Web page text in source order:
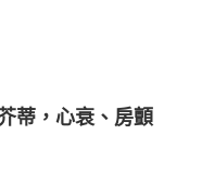
蒂，心衰、房顫